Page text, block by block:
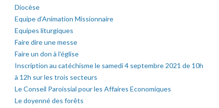
Diocèse
Equipe d’Animation Missionnaire
Equipes liturgiques
Faire dire une messe
Faire un don à l’église
Inscription au catéchisme le samedi 4 septembre 2021 de 10h
à 12h sur les trois secteurs
Le Conseil Paroissial pour les Affaires Economiques
Le doyenné des forêts